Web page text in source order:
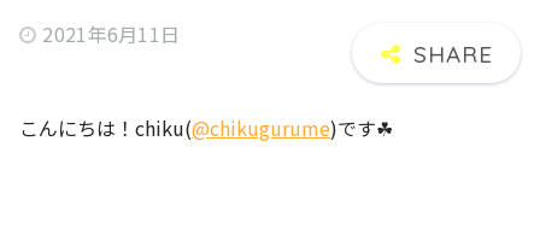
2021年6月11日
こんにちは！chiku(@chikugurume)です☘